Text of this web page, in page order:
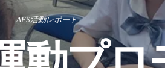
AFS活動レポート